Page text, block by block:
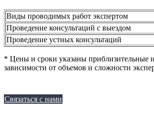
Виды проводимых работ экспертом
Проведение консультаций с выездом
Проведение устных консультаций
* Цены и сроки указаны приблизительные
зависимости от объемов и сложности
Связаться с нами